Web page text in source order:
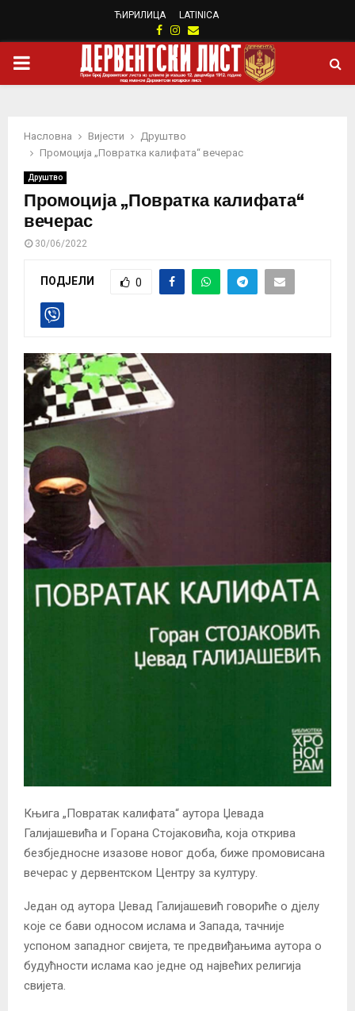
ЋИРИЛИЦА LATINICA
Facebook
Instagram
Email
PRIMARY
Насловна Вијести
Друштво
Промоција „Повратка калифата“ вечерас
Друштво
Промоција „Повратка калифата“
вечерас
30/06/2022
ПОДЈЕЛИ 0
Књига „Повратак калифата“ аутора Џевада
Галијашевића и Горана Стојаковића, која открива
безбједносне изазове новог доба, биже промовисана
вечерас у дервентском Центру за културу.
Један од аутора Џевад Галијашевић говориће о дјелу
које се бави односом ислама и Запада, тачније
успоном западног свијета, те предвиђањима аутора о
будућности ислама као једне од највећих религија
свијета.